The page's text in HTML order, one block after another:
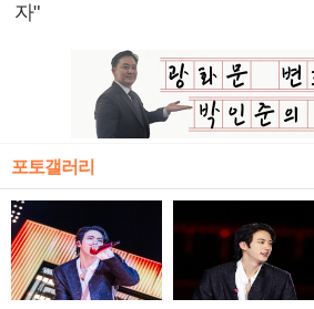
자"
포토갤러리